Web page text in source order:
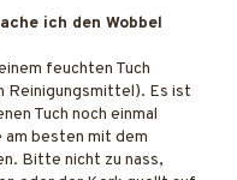
ich den Wobbel
feuchten Tuch
Reinigungsmittel). Es ist
Tuch noch einmal
am besten mit dem
Bitte nicht zu nass,